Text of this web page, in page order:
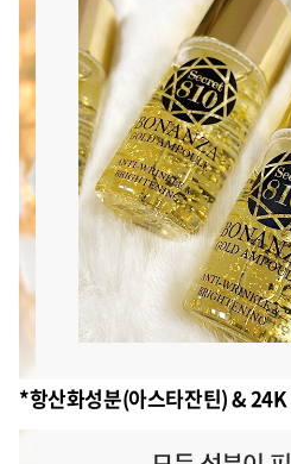
*항산화성분(아스타잔틴) &